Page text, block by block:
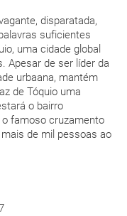
disparatada,
suficientes
uma cidade global
Apesar de ser líder da
urbaana, mantém
de Tóquio uma
o bairro
o famoso cruzamento
de mil pessoas ao